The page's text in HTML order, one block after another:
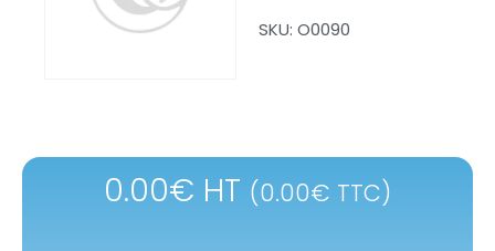
SKU: O0090
0.00€ HT (0.00€ TTC)